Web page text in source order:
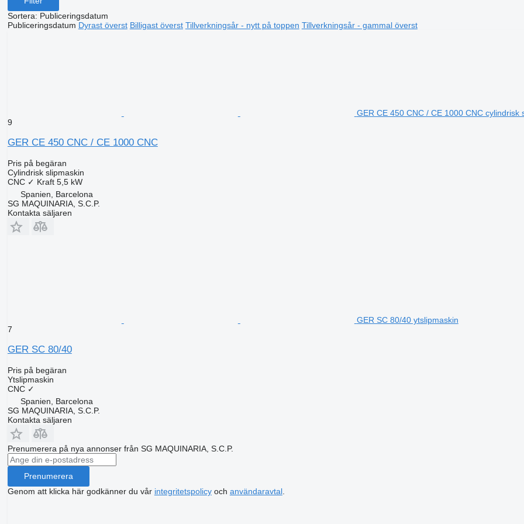
Sortera: Publiceringsdatum
Publiceringsdatum Dyrast överst Billigast överst Tillverkningsår - nytt på toppen Tillverkningsår - gammal överst
GER CE 450 CNC / CE 1000 CNC cylindrisk
9
GER CE 450 CNC / CE 1000 CNC
Pris på begäran
Cylindrisk slipmaskin
CNC ✓ Kraft 5,5 kW
Spanien, Barcelona
SG MAQUINARIA, S.C.P.
Kontakta säljaren
GER SC 80/40 ytslipmaskin
7
GER SC 80/40
Pris på begäran
Ytslipmaskin
CNC ✓
Spanien, Barcelona
SG MAQUINARIA, S.C.P.
Kontakta säljaren
Prenumerera på nya annonser från SG MAQUINARIA, S.C.P.
Prenumerera
Genom att klicka här godkänner du vår integritetspolicyoch användaravtal.